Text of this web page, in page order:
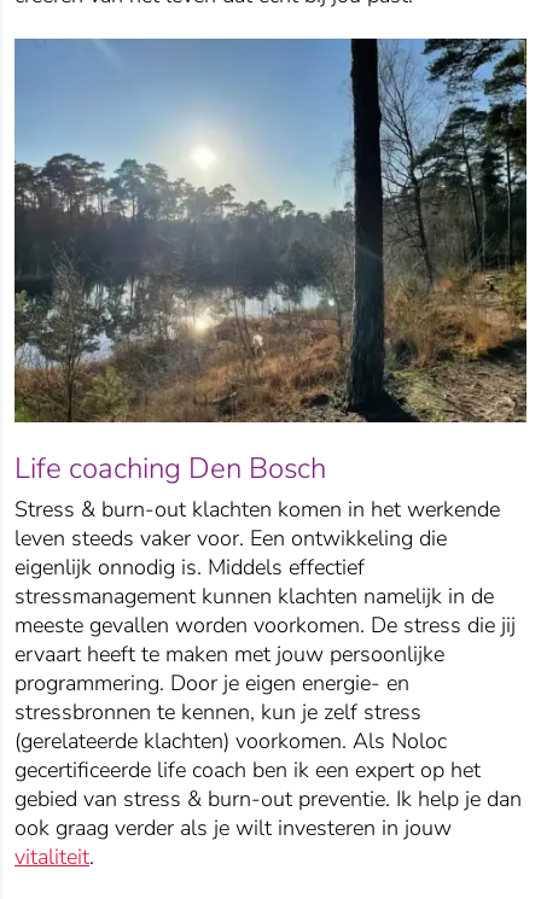
Life coaching Den Bosch
Stress & burn-out klachten komen in het werkende
leven steeds vaker voor. Een ontwikkeling die
eigenlijk onnodig is. Middels effectief
stressmanagement kunnen klachten namelijk in de
meeste gevallen worden voorkomen. De stress die jij
ervaart heeft te maken met jouw persoonlijke
programmering. Door je eigen energie- en
stressbronnen te kennen, kun je zelf stress
(gerelateerde klachten) voorkomen. Als Noloc
gecertificeerde life coach ben ik een expert op het
gebied van stress & burn-out preventie. Ik help je dan
ook graag verder als je wilt investeren in jouw
vitaliteit.